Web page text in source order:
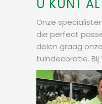
U KUNT
Onze
die perfect
delen graag
tuindecoratie.